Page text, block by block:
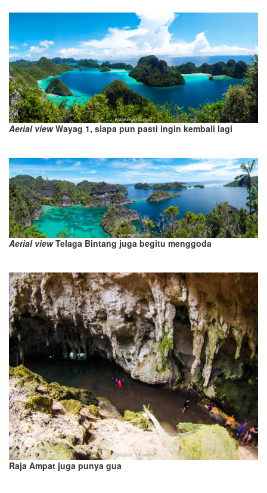
Aerial viewWayag 1, siapa pun pasti ingin kembali lagi
Aerial viewTelaga Bintang juga begitu menggoda
Raja Ampat juga punya gua